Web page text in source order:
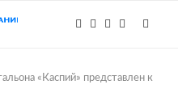
«Каспий» представлен к